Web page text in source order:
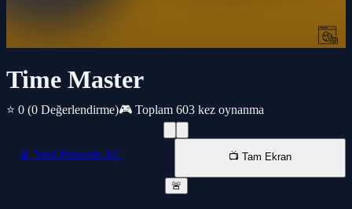
Time Master
⭐ 0 (0 Değerlendirme)🎮 Toplam 603 kez oynanma
📱 Yeni Pencede AÇ 📺 Tam Ekran
🚨